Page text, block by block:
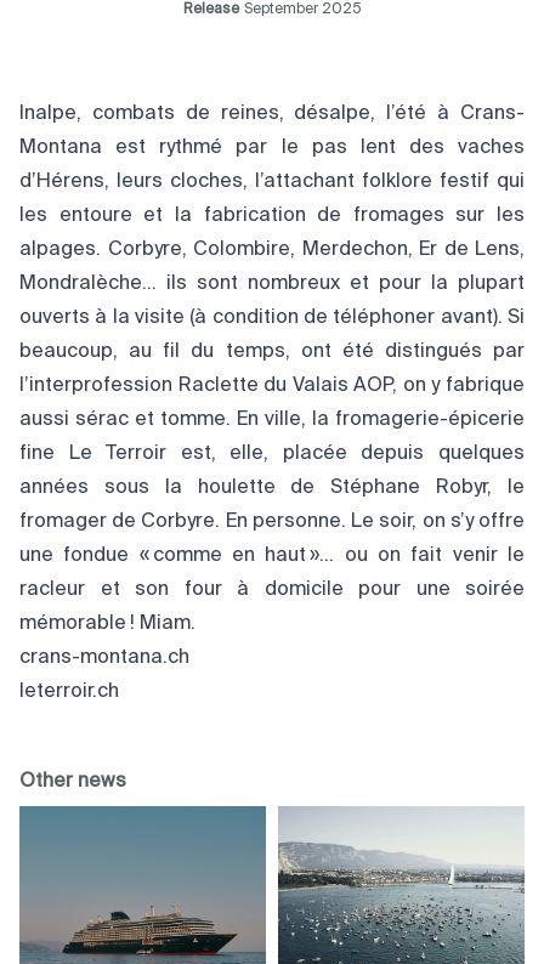
Release September 2025
Inalpe, combats de reines, désalpe, l’été à Crans-
Montana est rythmé par le pas lent des vaches
d’Hérens, leurs cloches, l’attachant folklore festif qui
les entoure et la fabrication de fromages sur les
alpages. Corbyre, Colombire, Merdechon, Er de Lens,
Mondralèche… ils sont nombreux et pour la plupart
ouverts à la visite (à condition de téléphoner avant). Si
beaucoup, au fil du temps, ont été distingués par
l’interprofession Raclette du Valais AOP, on y fabrique
aussi sérac et tomme. En ville, la fromagerie-épicerie
fine Le Terroir est, elle, placée depuis quelques
années sous la houlette de Stéphane Robyr, le
fromager de Corbyre. En personne. Le soir, on s’y offre
une fondue « comme en haut »… ou on fait venir le
racleur et son four à domicile pour une soirée
mémorable ! Miam.
crans-montana.ch
leterroir.ch
Other news